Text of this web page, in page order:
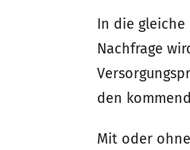
In die gleiche
Nachfrage
den
Mit oder